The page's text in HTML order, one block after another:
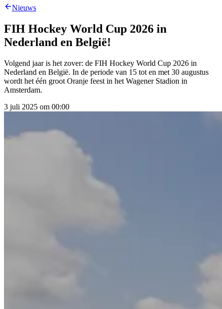
Nieuws
FIH Hockey World Cup 2026 in
Nederland en België!
Volgend jaar is het zover: de FIH Hockey World Cup 2026 in
Nederland en België. In de periode van 15 tot en met 30 augustus
wordt het één groot Oranje feest in het Wagener Stadion in
Amsterdam.
3 juli 2025 om 00:00